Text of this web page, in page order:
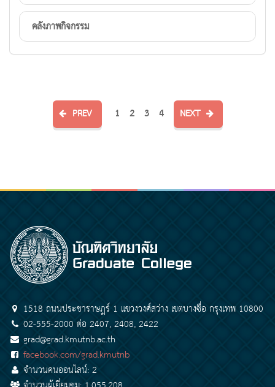
คลังภาพกิจกรรม
PREV 1 2 3 4 NEXT
1518 ถนนประชาราษฎร์ 1 แขวงวงศ์สว่าง เขตบางซื่อ กรุงเทพ 10800
02-555-2000 ต่อ 2407, 2408, 2422
grad@grad.kmutnb.ac.th
facebook.com/grad.kmutnb
จำนวนคนออนไลน์: 2